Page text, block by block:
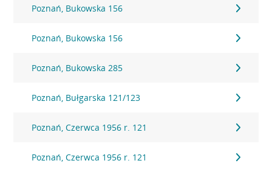
Poznań, Bukowska 156
Poznań, Bukowska 156
Poznań, Bukowska 285
Poznań, Bułgarska 121/123
Poznań, Czerwca 1956 r. 121
Poznań, Czerwca 1956 r. 121